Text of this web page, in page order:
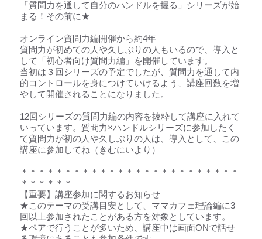
「質問力を通して自分のハンドルを握る」シリーズが始
まる！その前に★
オンライン質問力編開催から約4年
質問力が初めての人や久しぶりの人もいるので、導入と
して「初心者向け質問力編」を開催しています。
当初は３回シリーズの予定でしたが、質問力を通して内
的コントロールを身につけていけるよう、講座回数を増
やして開催されることになりました。
12回シリーズの質問力編の内容を抜粋して講座に入れて
いっています。質問力×ハンドルシリーズに参加したく
て質問力が初の人や久しぶりの人は、導入として、この
講座に参加してね（きむにいより）
＊＊＊＊＊＊＊＊＊＊＊＊＊＊＊＊＊＊＊＊＊＊＊＊＊
＊＊＊＊＊＊
【重要】講座参加に関するお知らせ
★このテーマの受講目安として、ママカフェ理論編に3
回以上参加されたことがある方を対象としています。
★ペアで行うことが多いため、講座中は画面ONで話せ